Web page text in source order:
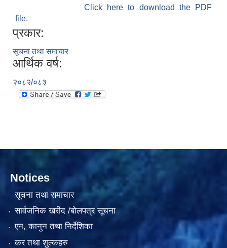
Click here to download the PDF
file.
प्रकार:
सूचना तथा समाचार
आर्थिक वर्ष:
२०८२/०८३
Notices
सूचना तथा समाचार
सार्वजनिक खरीद /बोलपत्र सूचना
एन, कानुन तथा निर्देशिका
कर तथा शुल्कहरु